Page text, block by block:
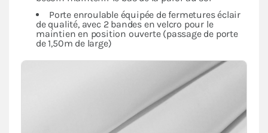
Porte enroulable équipée de fermetures éclair
de qualité, avec 2 bandes en velcro pour le
maintien en position ouverte (passage de porte
de 1,50m de large)